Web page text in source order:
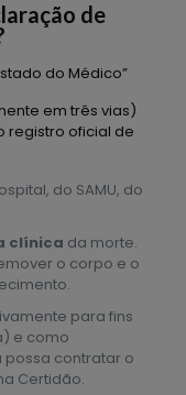
de
do Médico”
em três vias)
registro oficial de
do SAMU, do
clínica da morte.
o corpo e o
para fins
e como
contratar o
Certidão.